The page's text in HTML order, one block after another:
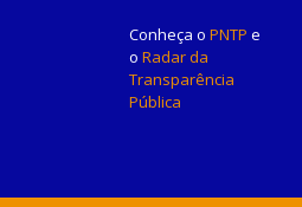
Conheça o PNTP e
o Radar da
Transparência
Pública